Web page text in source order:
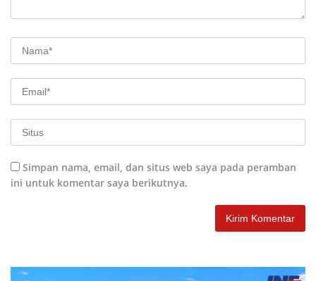
Simpan nama, email, dan situs web saya pada peramban
ini untuk komentar saya berikutnya.